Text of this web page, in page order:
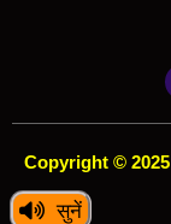
सुनें
Copyright © 2025